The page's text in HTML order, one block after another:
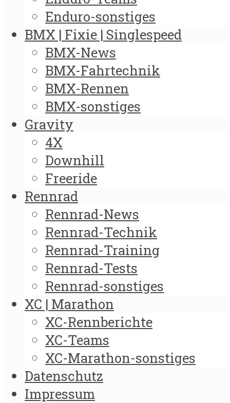
Enduro-sonstiges
BMX | Fixie | Singlespeed
BMX-News
BMX-Fahrtechnik
BMX-Rennen
BMX-sonstiges
Gravity
4X
Downhill
Freeride
Rennrad
Rennrad-News
Rennrad-Technik
Rennrad-Training
Rennrad-Tests
Rennrad-sonstiges
XC | Marathon
XC-Rennberichte
XC-Teams
XC-Marathon-sonstiges
Datenschutz
Impressum